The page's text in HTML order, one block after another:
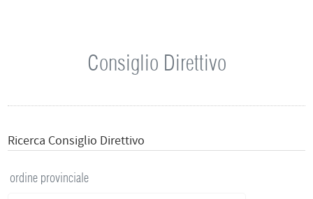
Consiglio Direttivo
Ricerca Consiglio Direttivo
ordine provinciale